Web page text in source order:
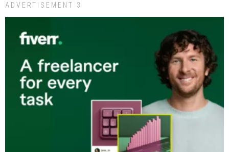
ADVERTISEMENT 3